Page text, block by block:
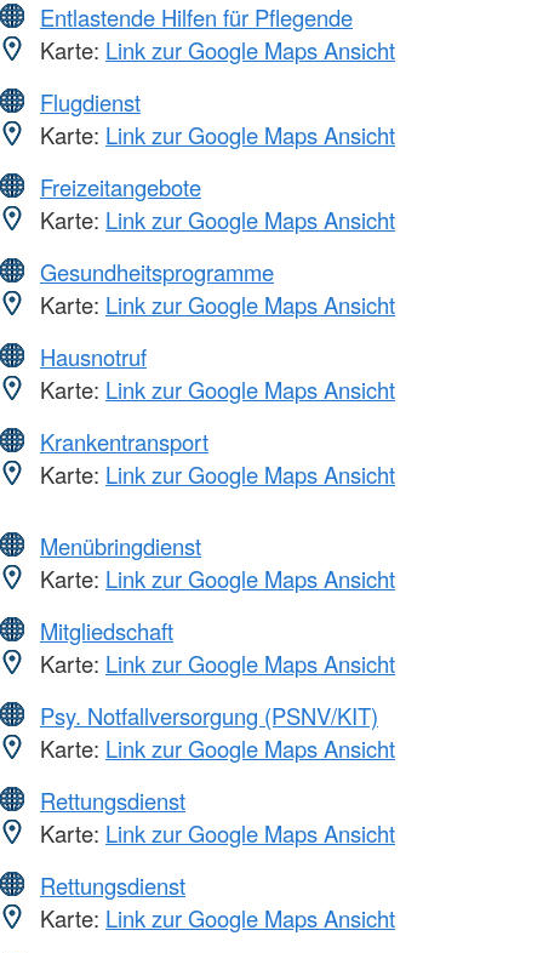
Entlastende Hilfen für Pflegende
Karte: Link zur Google Maps Ansicht
Flugdienst
Karte: Link zur Google Maps Ansicht
Freizeitangebote
Karte: Link zur Google Maps Ansicht
Gesundheitsprogramme
Karte: Link zur Google Maps Ansicht
Hausnotruf
Karte: Link zur Google Maps Ansicht
Krankentransport
Karte: Link zur Google Maps Ansicht
Menübringdienst
Karte: Link zur Google Maps Ansicht
Mitgliedschaft
Karte: Link zur Google Maps Ansicht
Psy. Notfallversorgung (PSNV/KIT)
Karte: Link zur Google Maps Ansicht
Rettungsdienst
Karte: Link zur Google Maps Ansicht
Rettungsdienst
Karte: Link zur Google Maps Ansicht